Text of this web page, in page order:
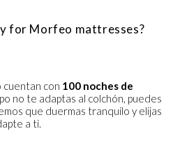
for Morfeo mattresses?
con 100 noches de
no te adaptas al colchón, puedes
que duermas tranquilo y elijas
a ti.